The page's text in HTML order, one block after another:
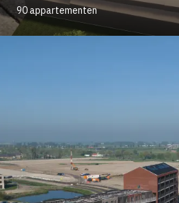
90 appartementen